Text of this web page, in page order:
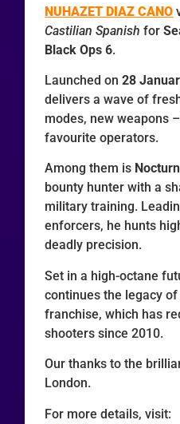
NUHAZET DIAZ CANO
Castilian Spanish for
Black Ops 6.
Launched on28
delivers a wave of
modes, new weapons
favourite operators.
Among them is
bounty hunter with a
military training.
enforcers, he hunts
deadly precision.
Set in a high-octane
continues the legacy
franchise, which has
shooters since 2010.
Our thanks to the
London.
For more details, visit: